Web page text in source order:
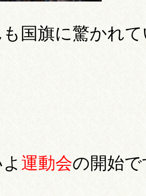
国旗に驚かれ
運動会の開始